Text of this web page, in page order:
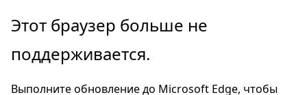
Пропустить
перейти
Этот браузер больше не
поддерживается.
Выполните обновление до Microsoft Edge, чтобы